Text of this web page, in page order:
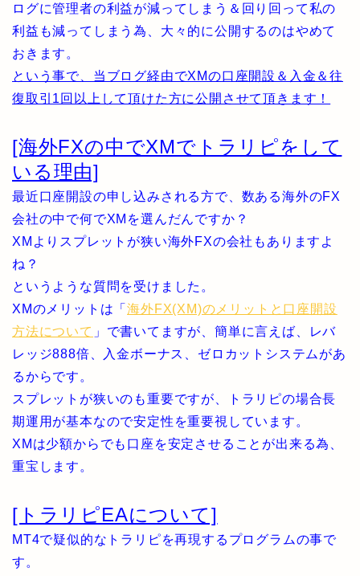
ログに管理者の利益が減ってしまう＆回り回って私の
利益も減ってしまう為、大々的に公開するのはやめて
おきます。
という事で、当ブログ経由でXMの口座開設＆入金＆往
復取引1回以上して頂けた方に公開させて頂きます！
[海外FXの中でXMでトラリピをして
いる理由]
最近口座開設の申し込みされる方で、数ある海外のFX
会社の中で何でXMを選んだんですか？
XMよりスプレットが狭い海外FXの会社もありますよ
ね？
というような質問を受けました。
XMのメリットは「海外FX(XM)のメリットと口座開設
方法について 」で書いてますが、簡単に言えば、レバ
レッジ888倍、入金ボーナス、ゼロカットシステムがあ
るからです。
スプレットが狭いのも重要ですが、トラリピの場合長
期運用が基本なので安定性を重要視しています。
XMは少額からでも口座を安定させることが出来る為、
重宝します。
[トラリピEAについて]
MT4で疑似的なトラリピを再現するプログラムの事で
す。